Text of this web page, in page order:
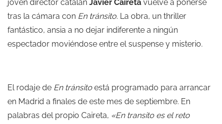
joven director catalán Javier Caireta vuelve a ponerse
tras la cámara con En tránsito. La obra, un thriller
fantástico, ansia a no dejar indiferente a ningún
espectador moviéndose entre el suspense y misterio.
El rodaje de En tránsito está programado para arrancar
en Madrid a finales de este mes de septiembre. En
palabras del propio Caireta, «En transito es el reto